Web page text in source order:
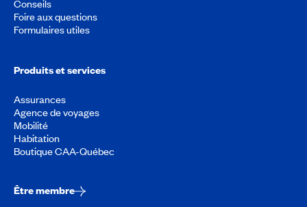
Conseils
Foire aux questions
Formulaires utiles
Produits et services
Assurances
Agence de voyages
Mobilité
Habitation
Boutique CAA-Québec
Être membre